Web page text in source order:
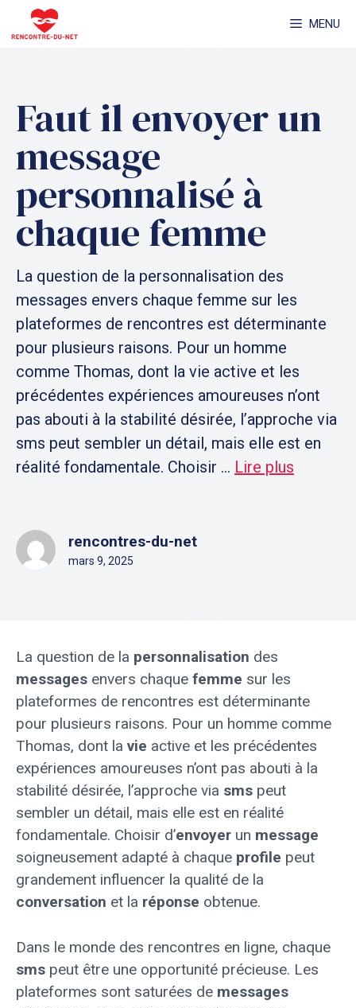
au
MENU
Faut il envoyer un
message
personnalisé à
chaque femme
La question de la personnalisation des
messages envers chaque femme sur les
plateformes de rencontres est déterminante
pour plusieurs raisons. Pour un homme
comme Thomas, dont la vie active et les
précédentes expériences amoureuses n’ont
pas abouti à la stabilité désirée, l’approche via
sms peut sembler un détail, mais elle est en
réalité fondamentale. Choisir ... Lire plus
rencontres-du-net
mars 9, 2025
La question de la personnalisation des
messages envers chaque femme sur les
plateformes de rencontres est déterminante
pour plusieurs raisons. Pour un homme comme
Thomas, dont la vie active et les précédentes
expériences amoureuses n’ont pas abouti à la
stabilité désirée, l’approche via sms peut
sembler un détail, mais elle est en réalité
fondamentale. Choisir d’envoyer un message
soigneusement adapté à chaque profile peut
grandement influencer la qualité de la
conversation et la réponse obtenue.
Dans le monde des rencontres en ligne, chaque
sms peut être une opportunité précieuse. Les
plateformes sont saturées de messages